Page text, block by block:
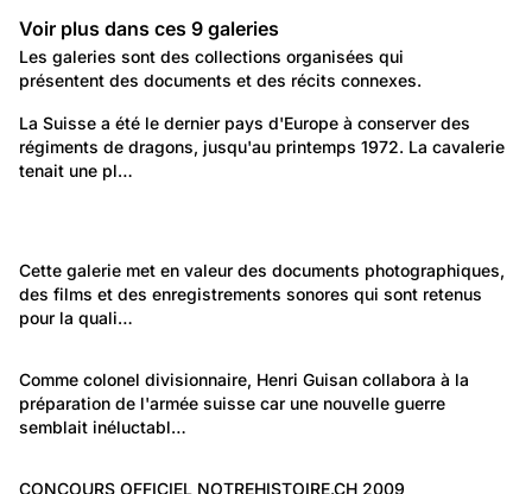
Galeries
Voir plus dans ces 9 galeries
Les galeries sont des collections organisées qui
présentent des documents et des récits connexes.
Politique et Société: Sécurité et justice
La cavalerie suisse
La Suisse a été le dernier pays d'Europe à conserver des
régiments de dragons, jusqu'au printemps 1972. La cavalerie
tenait une pl…
Officiers
Autre: Non classée
Repérages de notrehistoire.ch
Cette galerie met en valeur des documents photographiques,
des films et des enregistrements sonores qui sont retenus
pour la quali…
Portraits: Figures marquantes
Le Général Guisan
Comme colonel divisionnaire, Henri Guisan collabora à la
préparation de l'armée suisse car une nouvelle guerre
semblait inéluctabl…
Autre: Non classée
CONCOURS OFFICIEL NOTREHISTOIRE.CH 2009